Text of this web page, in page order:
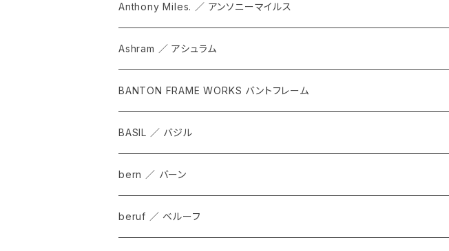
Anthony Miles. ／ アンソニーマイルス
Ashram ／ アシュラム
BANTON FRAME WORKS バントフレーム
BASIL ／ バジル
bern ／ バーン
beruf ／ ベルーフ